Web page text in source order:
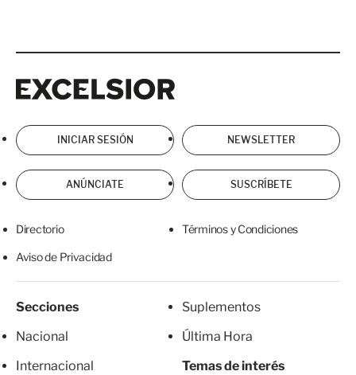
INICIAR SESIÓN NEWSLETTER
ANÚNCIATE SUSCRÍBETE
Directorio Términos y Condiciones
Aviso de Privacidad
Secciones
Nacional
Internacional
Suplementos
Última Hora
Temas de interés